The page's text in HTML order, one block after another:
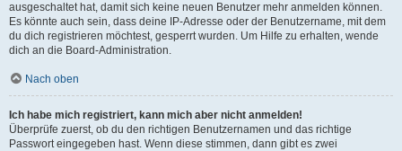
ausgeschaltet hat, damit sich keine neuen Benutzer mehr anmelden können.
Es könnte auch sein, dass deine IP-Adresse oder der Benutzername, mit dem
du dich registrieren möchtest, gesperrt wurden. Um Hilfe zu erhalten, wende
dich an die Board-Administration.
Nach oben
Ich habe mich registriert, kann mich aber nicht anmelden!
Überprüfe zuerst, ob du den richtigen Benutzernamen und das richtige
Passwort eingegeben hast. Wenn diese stimmen, dann gibt es zwei